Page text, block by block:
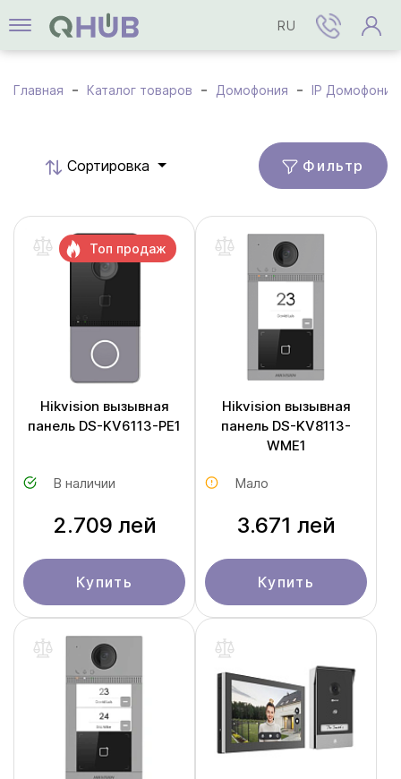
RU
Главная Каталог товаров Домофония IP Домофония
Cортировка Фильтр
Hikvision вызывная
панель DS-KV6113-PE1
В наличии
2.709 лей
Купить
Топ продаж
Hikvision вызывная
панель DS-KV8113-
WME1
Мало
3.671 лей
Купить